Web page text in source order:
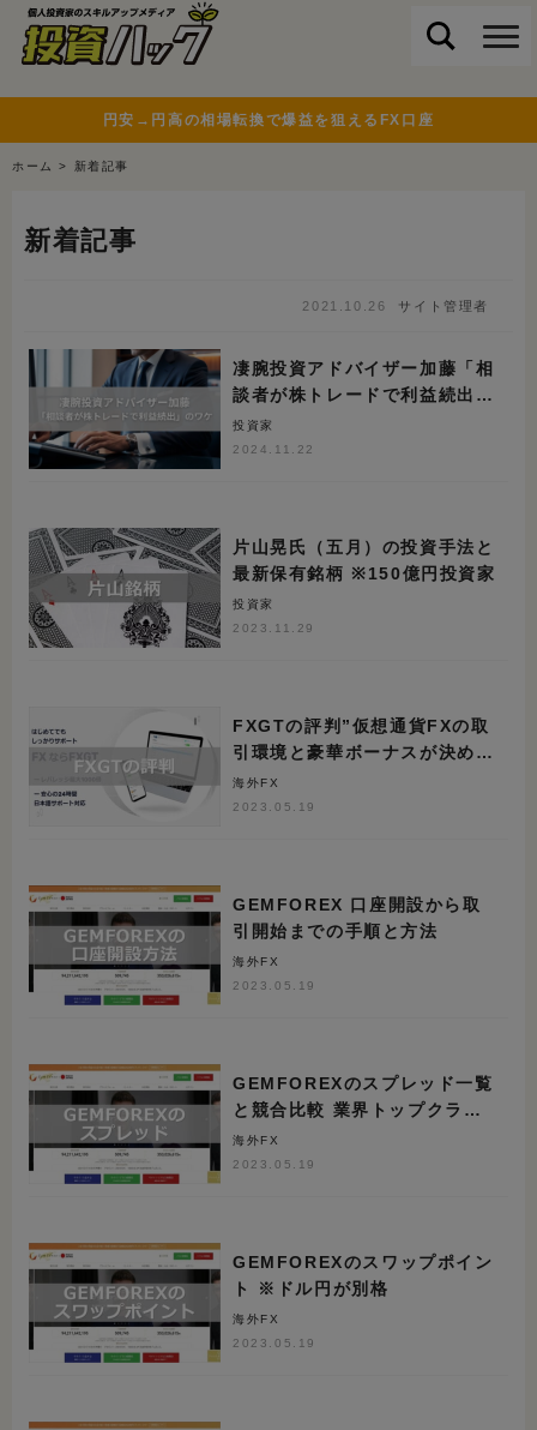
円安→円高の相場転換で爆益を狙えるFX口座
ホーム > 新着記事
新着記事
2021.10.26 サイト管理者
凄腕投資アドバイザー加藤「相
談者が株トレードで利益続出」
のワケ
投資家
2024.11.22
片山晃氏（五月）の投資手法と
最新保有銘柄 ※150億円投資家
投資家
2023.11.29
FXGTの評判”仮想通貨FXの取
引環境と豪華ボーナスが決め
手”
海外FX
2023.05.19
GEMFOREX 口座開設から取
引開始までの手順と方法
海外FX
2023.05.19
GEMFOREXのスプレッド一覧
と競合比較 業界トップクラス
の狭さ
海外FX
2023.05.19
GEMFOREXのスワップポイン
ト ※ドル円が別格
海外FX
2023.05.19